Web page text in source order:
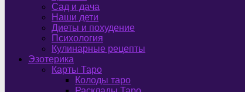
Сад и дача
Наши дети
Диеты и похудение
Психология
Кулинарные рецепты
Эзотерика
Карты Таро
Колоды таро